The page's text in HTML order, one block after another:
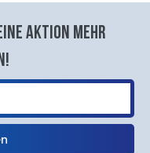
aktion mehr